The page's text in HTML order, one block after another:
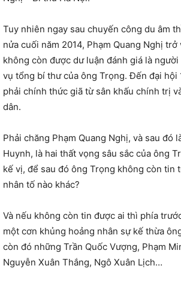
Tuy nhiên ngay sau chuyến công du âm
nửa cuối năm 2014, Phạm Quang Nghị trở
không còn được dư luận đánh giá là
vụ tổng bí thư của ông Trọng. Đến đại hội
phải chính thức giã từ sân khấu chính trị
dân.
Phải chăng Phạm Quang Nghị, và sau đó
Huynh, là hai thất vọng sâu sắc của ông
kế vị, để sau đó ông Trọng không còn tin
nhân tố nào khác?
Và nếu không còn tin được ai thì phía
một cơn khủng hoảng nhân sự kế thừa
còn đó những Trần Quốc Vượng, Phạm
Nguyễn Xuân Thắng, Ngô Xuân Lịch…